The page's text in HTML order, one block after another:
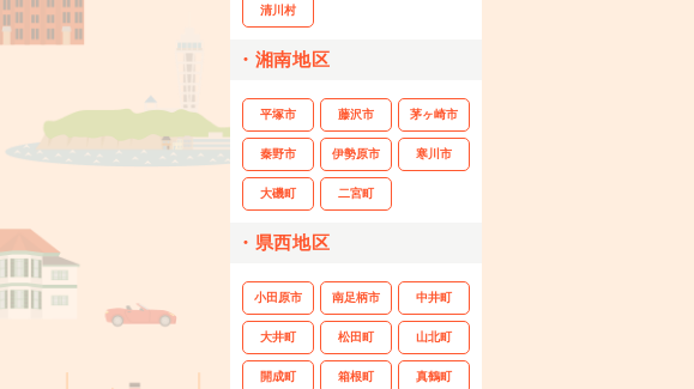
清川村
・湘南地区
平塚市 藤沢市 茅ヶ崎市
秦野市 伊勢原市 寒川市
大磯町 二宮町
・県西地区
小田原市 南足柄市 中井町
大井町 松田町 山北町
開成町 箱根町 真鶴町